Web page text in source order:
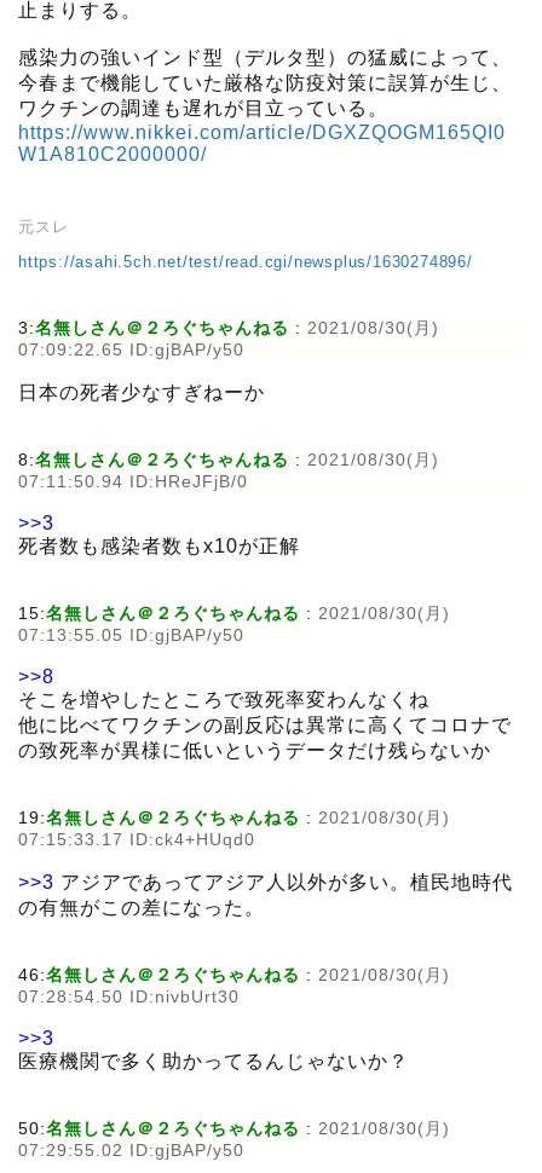
止まりする。
感染力の強いインド型（デルタ型）の猛威によって、
今春まで機能していた厳格な防疫対策に誤算が生じ、
ワクチンの調達も遅れが目立っている。
https://www.nikkei.com/article/DGXZQOGM165QI0
W1A810C2000000/
元スレ
https://asahi.5ch.net/test/read.cgi/newsplus/1630274896/
3:名無しさん＠２ろぐちゃんねる : 2021/08/30(月)
07:09:22.65 ID:gjBAP/y50
日本の死者少なすぎねーか
8:名無しさん＠２ろぐちゃんねる : 2021/08/30(月)
07:11:50.94 ID:HReJFjB/0
>>3
死者数も感染者数もx10が正解
15:名無しさん＠２ろぐちゃんねる : 2021/08/30(月)
07:13:55.05 ID:gjBAP/y50
>>8
そこを増やしたところで致死率変わんなくね
他に比べてワクチンの副反応は異常に高くてコロナで
の致死率が異様に低いというデータだけ残らないか
19:名無しさん＠２ろぐちゃんねる : 2021/08/30(月)
07:15:33.17 ID:ck4+HUqd0
>>3 アジアであってアジア人以外が多い。植民地時代
の有無がこの差になった。
46:名無しさん＠２ろぐちゃんねる : 2021/08/30(月)
07:28:54.50 ID:nivbUrt30
>>3
医療機関で多く助かってるんじゃないか？
50:名無しさん＠２ろぐちゃんねる : 2021/08/30(月)
07:29:55.02 ID:gjBAP/y50